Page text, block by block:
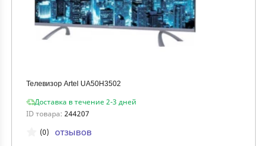
Телевизор Artel UA50H3502
Доставка в течение 2-3 дней
ID товара: 244207
(0) отзывов